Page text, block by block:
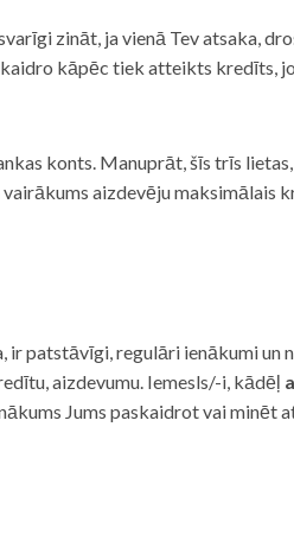
zināt, ja vienā Tev atsaka,
kāpēc tiek atteikts kredīts,
konts. Manuprāt, šīs trīs
aizdevēju maksimālais
patstāvīgi, regulāri ienākumi un
aizdevumu. Iemesls/-i, kādēļ
Jums paskaidrot vai minēt